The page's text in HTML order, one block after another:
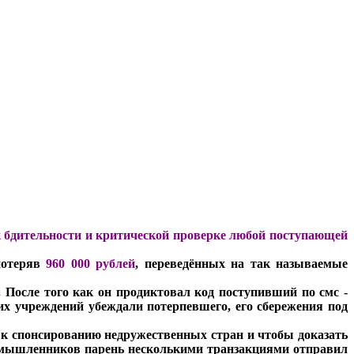
и критической проверке любой поступающей
960 000 рублей, переведённых на так называемые
После того как он продиктовал код поступивший по смс -
учреждений убеждали потерпевшего, его сбережения под
спонсированию недружественных стран и чтобы доказать
парень несколькими транзакциями отправил